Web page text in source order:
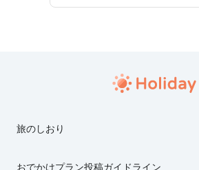
旅のしおり
おでかけプラン投稿ガイドライン